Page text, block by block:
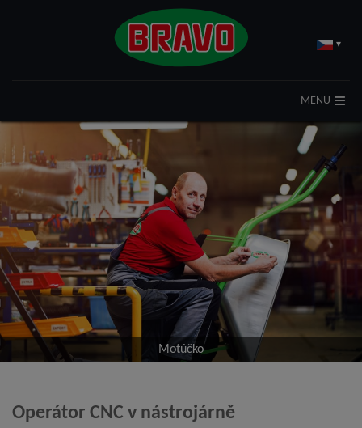
▾
MENU
Motúčko
Operátor CNC v nástrojárně